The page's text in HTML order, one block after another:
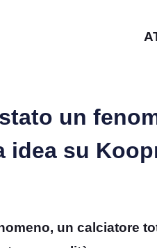
un
idea su
un calciatore